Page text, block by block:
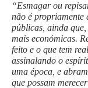
“Esmagar ou
não é propriamente
públicas, ainda
mais económicas.
feito e o que tem
assinalando o
uma época, e
que possam